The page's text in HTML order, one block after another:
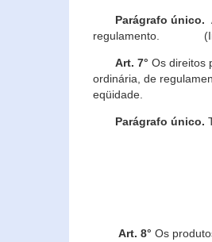
Parágrafo único.
regulamento.
Art. 7° Os direitos
ordinária, de
eqüidade.
Parágrafo único.
Art. 8° Os